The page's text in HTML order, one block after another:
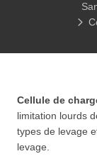
Cellule de
limitation lourds
types de levage
levage.